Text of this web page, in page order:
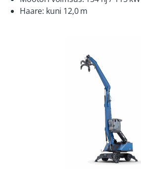
Haare: kuni 12,0 m